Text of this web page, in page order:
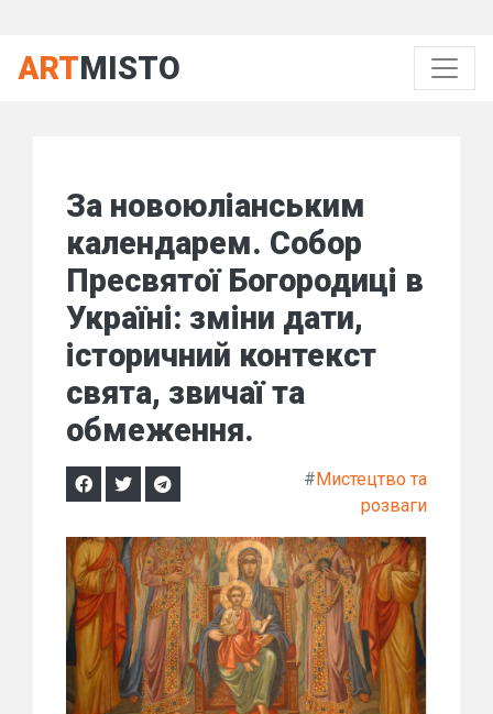
ARTMISTO
За новоюліанським
календарем. Собор
Пресвятої Богородиці в
Україні: зміни дати,
історичний контекст
свята, звичаї та
обмеження.
#Мистецтво та
розваги